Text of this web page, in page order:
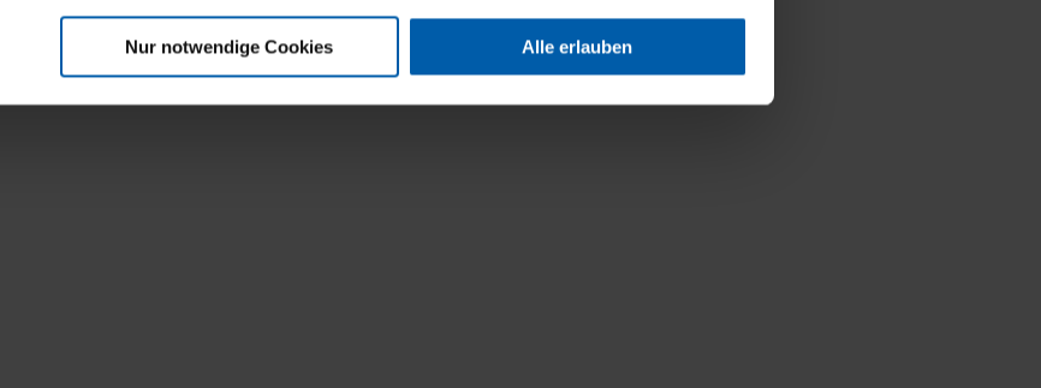
wir alle Cookies und Web-Technologien für Ihr personalisiertes Einkaufserlebnis
Schaltflächen können Sie die Arten der Cookies selbst festlegen, die Sie erlauben
Nur notwendige Cookies Alle erlauben